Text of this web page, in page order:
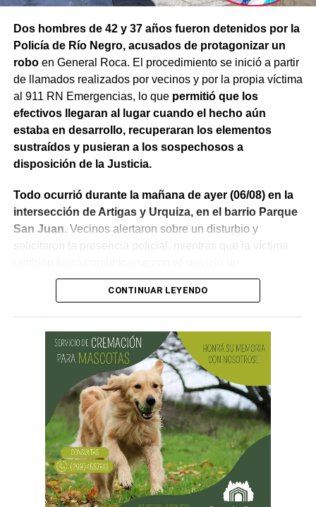
Dos hombres de 42 y 37 años fueron detenidos por la
Policía de Río Negro, acusados de protagonizar un
roboen General Roca. El procedimiento se inició a partir
de llamados realizados por vecinos y por la propia víctima
al 911 RN Emergencias, lo que permitió que los
efectivos llegaran al lugar cuando el hecho aún
estaba en desarrollo, recuperaran los elementos
sustraídos y pusieran a los sospechosos a
disposición de la Justicia.
Todo ocurrió durante la mañana de ayer (06/08) en la
intersección de Artigas y Urquiza, en el barrio Parque
San Juan. Vecinos alertaron sobre un disturbio y
emergencias para informar lo que estaba ocurriendo.
hombres le habían sustraído una bolsa con dinero en
efectivo y dos teléfonos celulares. En el lugar se
recuperó parte de los bienes robados y se detuvo al
primer involucrado.
En forma paralela, otra comisión policial se dirigió a
una vivienda ubicada en el barrio Villa Obrera,
señalada por la víctima. Allí se identificó al segundo
sospechosoy se llevaron adelante distintas diligencias
en el marco de la investigación.
CONTINUAR LEYENDO